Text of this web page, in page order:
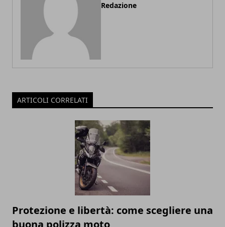
Redazione
ARTICOLI CORRELATI
Protezione e libertà: come scegliere una